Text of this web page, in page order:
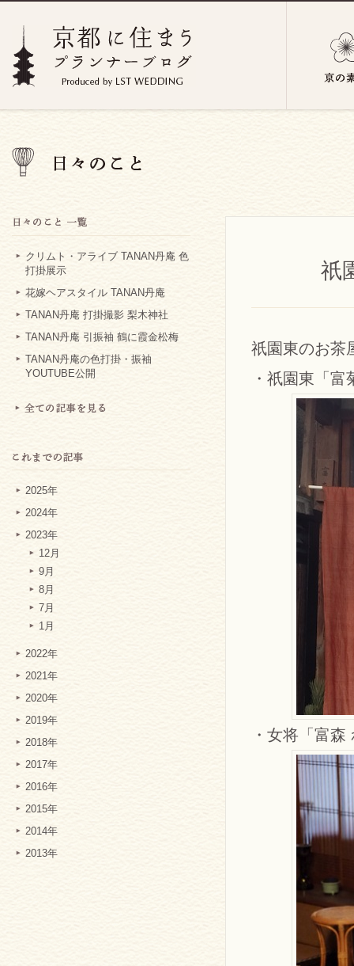
クリムト・アライブ TANAN丹庵 色
打掛展示
花嫁ヘアスタイル TANAN丹庵
TANAN丹庵 打掛撮影 梨木神社
TANAN丹庵 引振袖 鶴に霞金松梅
TANAN丹庵の色打掛・振袖
YOUTUBE公開
2025年
2024年
2023年
12月
9月
8月
7月
1月
2022年
2021年
2020年
2019年
2018年
2017年
2016年
2015年
2014年
2013年
祇
祇園東のお茶
・祇園東「
・女将「富